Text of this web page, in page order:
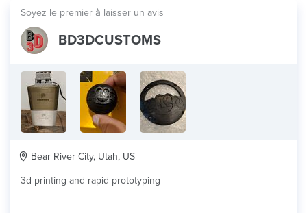
Soyez le premier à laisser un avis
BD3DCUSTOMS
Bear River City, Utah, US
3d printing and rapid prototyping